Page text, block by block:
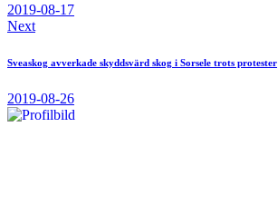
2019-08-17
Next
Sveaskog avverkade skyddsvärd skog i Sorsele trots protester
2019-08-26